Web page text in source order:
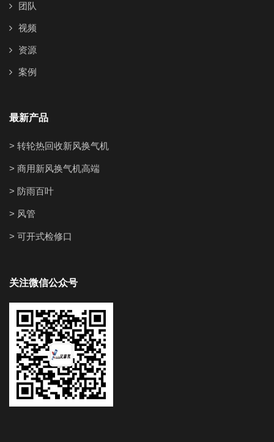
团队
视频
资源
案例
最新产品
> 转轮热回收新风换气机
> 商用新风换气机高端
> 防雨百叶
> 风管
> 可开式检修口
关注微信公众号